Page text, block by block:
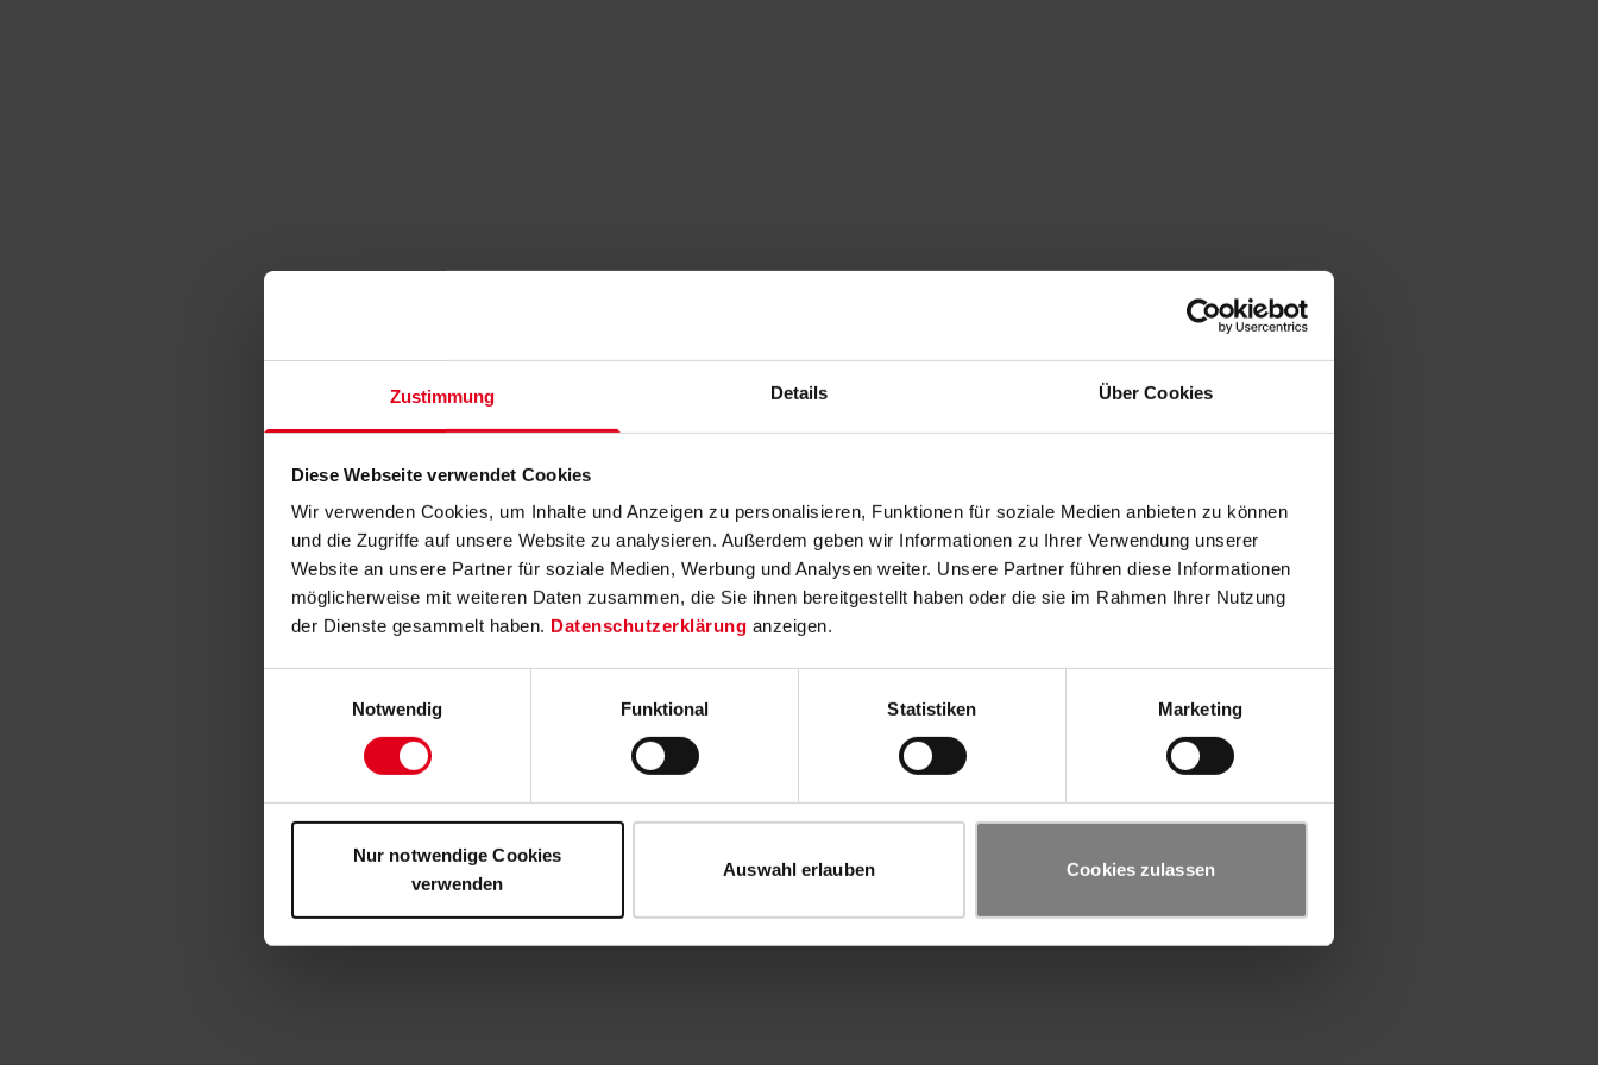
Zustimmung Details Über Cookies
Diese Webseite verwendet Cookies
Wir verwenden Cookies, um Inhalte und Anzeigen zu personalisieren, Funktionen für soziale Medien anbieten zu können
und die Zugriffe auf unsere Website zu analysieren. Außerdem geben wir Informationen zu Ihrer Verwendung unserer
Website an unsere Partner für soziale Medien, Werbung und Analysen weiter. Unsere Partner führen diese Informationen
möglicherweise mit weiteren Daten zusammen, die Sie ihnen bereitgestellt haben oder die sie im Rahmen Ihrer Nutzung
der Dienste gesammelt haben. Datenschutzerklärung anzeigen.
Notwendig
Funktional Statistiken Marketing
Nur notwendige Cookies
verwenden
Auswahl erlauben Cookies zulassen